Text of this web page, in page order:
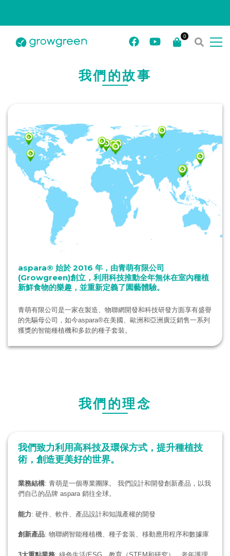
我們的故事
aspara® 始於 2016 年，由青萌有限公司
(Growgreen)創立，利用科技推動全年無休在室內種植
新鮮食物的樂趣，並重新定義了園藝體驗。
青萌有限公司是一家在製造、物聯網開發和科技研發方面享有盛譽
的先驅母公司，如今aspara®️在美國、歐洲和亞洲廣泛銷售一系列
獲獎的智能種植機和多款的種子套裝。
我們的理念
我們致力利用高科技及環保方式，提升種植技
術，創造更美好的世界。
業務結構: 青萌是一個專業團隊。 我們設計和開發創新產品，以我
們自己的品牌 aspara 銷往全球。
能力: 硬件、軟件、產品設計和知識產權的開發
創新產品: 物聯網智能種植機、種子套装、移動應用程序和數據庫
3大重點業務: 綠色生活/ESG、教育（STEM和研究）、老年護理